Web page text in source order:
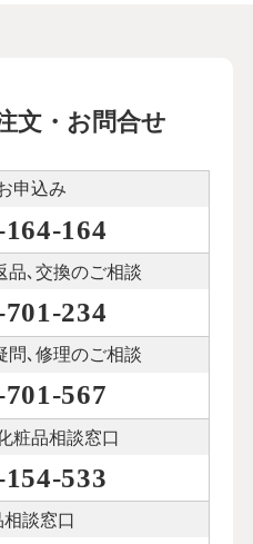
文・お問合せ
申込み
164-164
品､交換のご相談
701-234
問､修理のご相談
701-567
粧品相談窓口
154-533
談窓口